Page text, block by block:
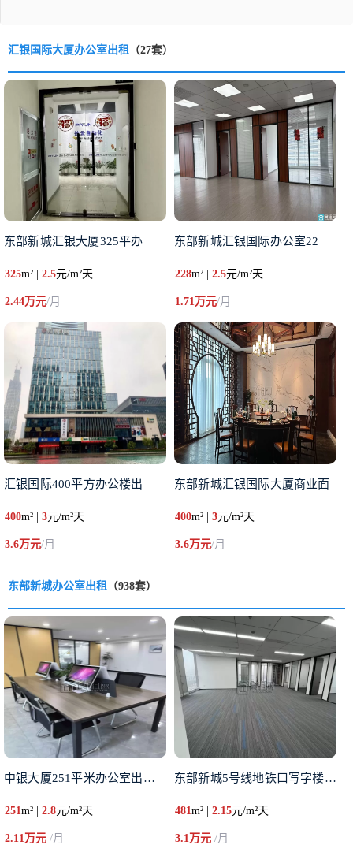
汇银国际大厦办公室出租 （27套）
东部新城汇银大厦325平办
325m² | 2.5元/m²天
2.44万元/月
东部新城汇银国际办公室22
228m² |2.5元/m²天
1.71万元/月
汇银国际400平方办公楼出
400m² | 3元/m²天
3.6万元/月
东部新城汇银国际大厦商业面
400m² |3元/m²天
3.6万元/月
东部新城办公室出租 （938套）
中银大厦251平米办公室出租精
251m² | 2.8元/m²天
2.11万元 /月
东部新城5号线地铁口写字楼电梯
481m² |2.15元/m²天
3.1万元/月